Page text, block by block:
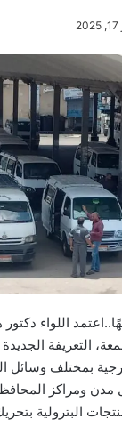
اللواء دكتور
التعريفة الجديدة
بمختلف وسائل
مدن ومراكز
البترولية